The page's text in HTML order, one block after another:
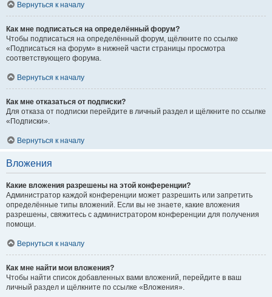
Вернуться к началу
Как мне подписаться на определённый форум?
Чтобы подписаться на определённый форум, щёлкните по ссылке
«Подписаться на форум» в нижней части страницы просмотра
соответствующего форума.
Вернуться к началу
Как мне отказаться от подписки?
Для отказа от подписки перейдите в личный раздел и щёлкните по ссылке
«Подписки».
Вернуться к началу
Вложения
Какие вложения разрешены на этой конференции?
Администратор каждой конференции может разрешить или запретить
определённые типы вложений. Если вы не знаете, какие вложения
разрешены, свяжитесь с администратором конференции для получения
помощи.
Вернуться к началу
Как мне найти мои вложения?
Чтобы найти список добавленных вами вложений, перейдите в ваш
личный раздел и щёлкните по ссылке «Вложения».